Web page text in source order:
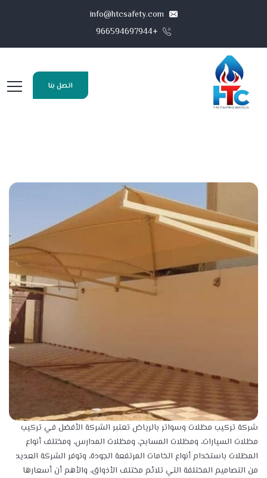
+966594697944
اتصل بنا
شركة تركيب مظلات وسواتر بالرياض تعتبر الشركة الأفضل في تركيب
مظلات السيارات، ومظلات المسابح، ومظلات المدارس، ومختلف أنواع
المظلات باستخدام أنواع الخامات المرتفعة الجودة، وتوفر الشركة العديد
من التصاميم المختلفة التي تلائم مختلف الأذواق، والأهم أن أسعارها